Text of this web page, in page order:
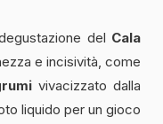
del Cala
e incisività, come
vivacizzato dalla
liquido per un gioco